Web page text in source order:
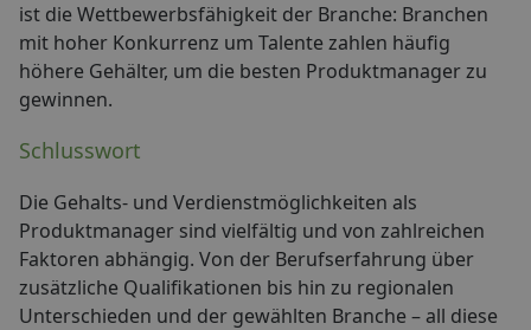
ist die Wettbewerbsfähigkeit der Branche: Branchen
mit hoher Konkurrenz um Talente zahlen häufig
höhere Gehälter, um die besten Produktmanager zu
gewinnen.
Schlusswort
Die Gehalts- und Verdienstmöglichkeiten als
Produktmanager sind vielfältig und von zahlreichen
Faktoren abhängig. Von der Berufserfahrung über
zusätzliche Qualifikationen bis hin zu regionalen
Unterschieden und der gewählten Branche – all diese